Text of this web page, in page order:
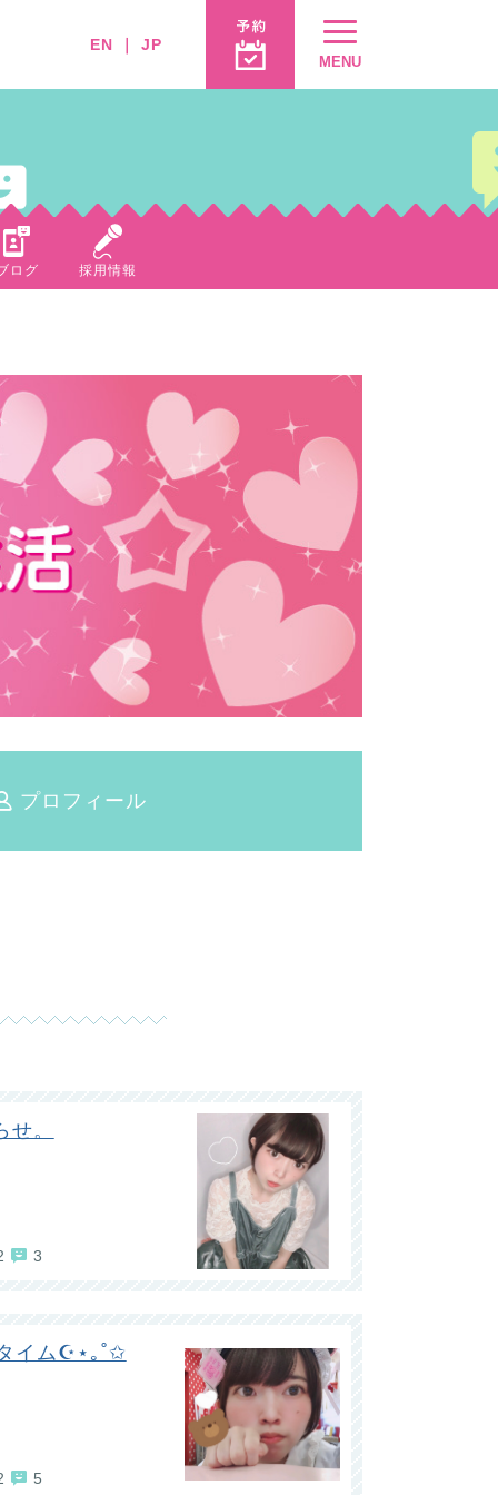
EN ｜ JP
MENU
ログ 採用情報
プロフィール
。
3
イム☪︎⋆｡˚✩
5